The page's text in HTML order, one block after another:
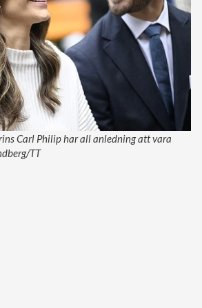
Carl Philip har all anledning att vara
TT